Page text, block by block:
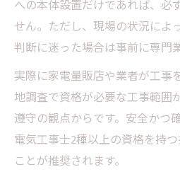
因
業者がエアコン工事を断
法
業者が電気工事付き
な理由
電気工事の条件を満
紹介
現場状況が原因で工事
への本体設置だけであれば、必
せん。ただし、現場の状況によ
判断に迷った場合は事前に専門
実際に家電量販店や業者が工事
地調査で資格が必要な工事範囲
遵守の観点からです。安全かつ
電気工事士2種以上の資格を持
ことが推奨されます。